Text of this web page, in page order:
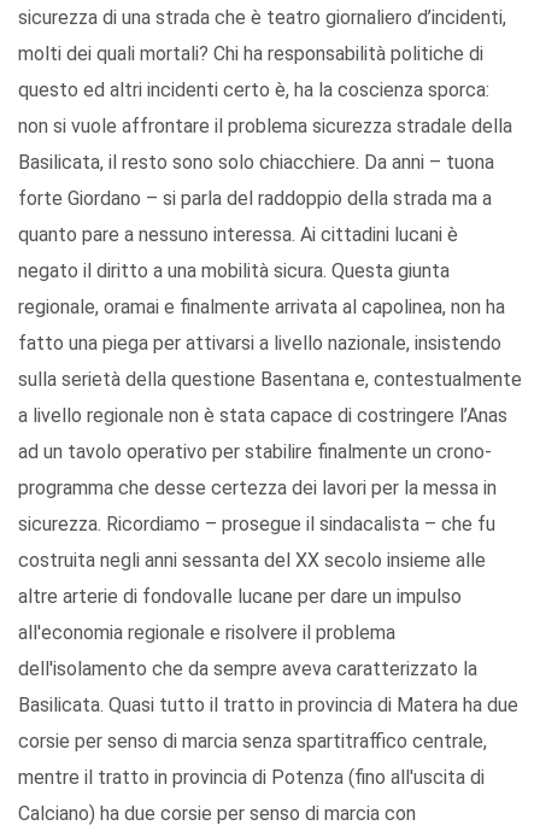
sicurezza di una strada che è teatro giornaliero d’incidenti,
molti dei quali mortali? Chi ha responsabilità politiche di
questo ed altri incidenti certo è, ha la coscienza sporca:
non si vuole affrontare il problema sicurezza stradale della
Basilicata, il resto sono solo chiacchiere. Da anni – tuona
forte Giordano – si parla del raddoppio della strada ma a
quanto pare a nessuno interessa. Ai cittadini lucani è
negato il diritto a una mobilità sicura. Questa giunta
regionale, oramai e finalmente arrivata al capolinea, non ha
fatto una piega per attivarsi a livello nazionale, insistendo
sulla serietà della questione Basentana e, contestualmente
a livello regionale non è stata capace di costringere l’Anas
ad un tavolo operativo per stabilire finalmente un crono-
programma che desse certezza dei lavori per la messa in
sicurezza. Ricordiamo – prosegue il sindacalista – che fu
costruita negli anni sessanta del XX secolo insieme alle
altre arterie di fondovalle lucane per dare un impulso
all'economia regionale e risolvere il problema
dell'isolamento che da sempre aveva caratterizzato la
Basilicata. Quasi tutto il tratto in provincia di Matera ha due
corsie per senso di marcia senza spartitraffico centrale,
mentre il tratto in provincia di Potenza (fino all'uscita di
Calciano) ha due corsie per senso di marcia con